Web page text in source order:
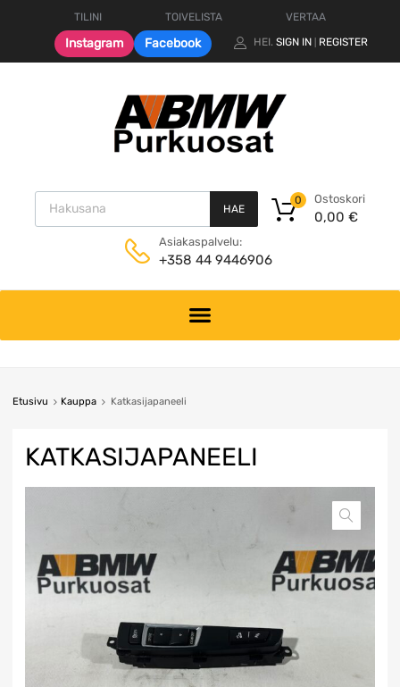
TILINI TOIVELISTA VERTAA
Instagram Facebook HEI. SIGN IN REGISTER
Products search
HAE
Ostoskori
0,00 €
0
Asiakaspalvelu:
+358 44 9446906
content
Etusivu Kauppa Katkasijapaneeli
KATKASIJAPANEELI